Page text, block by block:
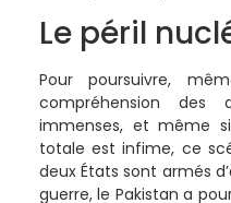
Le péril
Pour poursuivre,
compréhension des
immenses, et même
totale est infime, ce
deux États sont armés
guerre, le Pakistan a